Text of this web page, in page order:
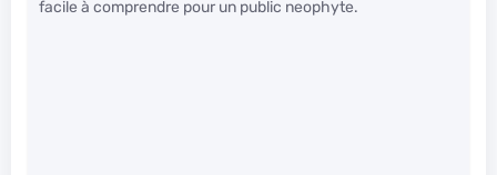
facile à comprendre pour un public neophyte.